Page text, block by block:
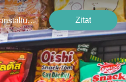
Veranstaltungen Zitat